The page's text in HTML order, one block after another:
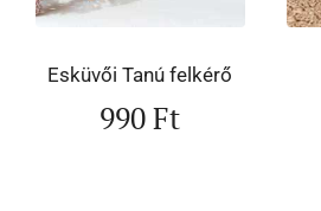
Esküvői Tanú felkérő
990Ft